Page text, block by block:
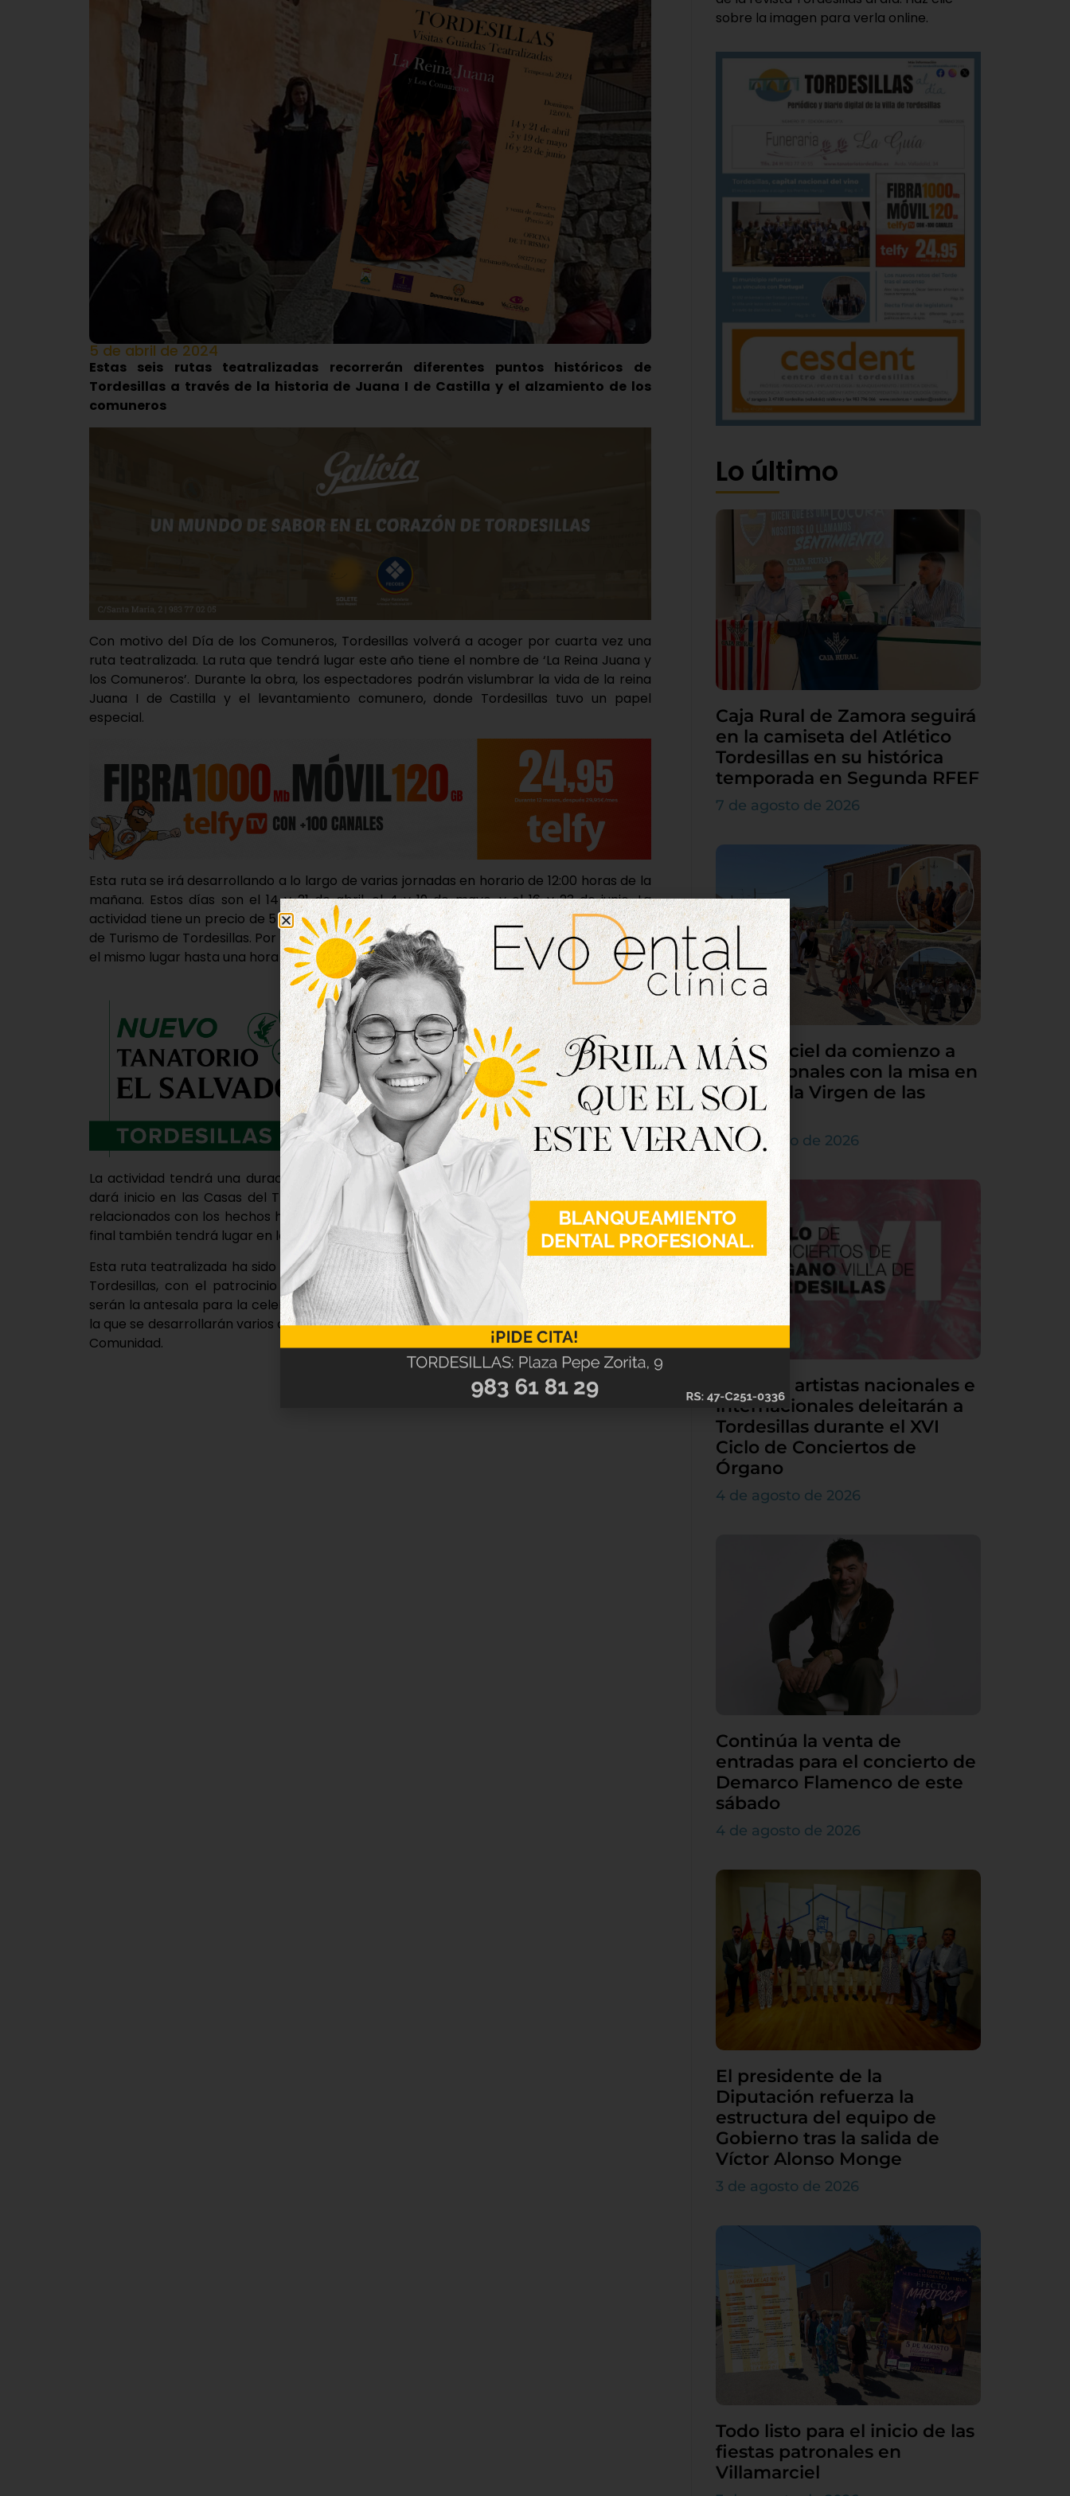
5 de abril de 2024
Estas seis rutas teatralizadas recorrerán diferentes puntos históricos de
Tordesillas a través de la historia de Juana I de Castilla y el alzamiento de los
comuneros
Con motivo del Día de los Comuneros, Tordesillas volverá a acoger por cuarta vez una
ruta teatralizada. La ruta que tendrá lugar este año tiene el nombre de ‘La Reina Juana y
los Comuneros’. Durante la obra, los espectadores podrán vislumbrar la vida de la reina
Juana I de Castilla y el levantamiento comunero, donde Tordesillas tuvo un papel
especial.
Esta ruta se irá desarrollando a lo largo de varias jornadas en horario de 12:00 horas de la
mañana. Estos días son el 14 y 21 de abril, el 4 y 19 de mayo, y el 16 y 23 de junio. La
actividad tiene un precio de 5 euros, que se deberán de abonar en metálico en la Oficina
de Turismo de Tordesillas. Por su parte, la reserva y venta de entradas podrá hacerse en
el mismo lugar hasta una hora antes del comienzo de la ruta.
La actividad tendrá una duración de hora y media aproximadamente. Asimismo, la ruta
dará inicio en las Casas del Tratado e irá recorriendo diferentes lugares de Tordesillas
relacionados con los hechos históricos que se narran en la obra. Por su parte, la escena
final también tendrá lugar en las Casas del Tratado.
Esta ruta teatralizada ha sido organizada por la Oficina de Turismo del Ayuntamiento de
Tordesillas, con el patrocinio de la Diputación de Valladolid. Además, estas seis rutas
serán la antesala para la celebración del día 23 de abril, Día de los Comuneros, fecha en
la que se desarrollarán varios actos en Tordesillas a modo de celebración por el Día de la
Comunidad.
sobre la imagen para verla online.
Lo último
Caja Rural de Zamora seguirá
en la camiseta del Atlético
Tordesillas en su histórica
temporada en Segunda RFEF
7 de agosto de 2026
Villamarciel da comienzo a
sus patronales con la misa en
honor a la Virgen de las
Nieves
5 de agosto de 2026
Grandes artistas nacionales e
internacionales deleitarán a
Tordesillas durante el XVI
Ciclo de Conciertos de
Órgano
4 de agosto de 2026
Continúa la venta de
entradas para el concierto de
Demarco Flamenco de este
sábado
4 de agosto de 2026
El presidente de la
Diputación refuerza la
estructura del equipo de
Gobierno tras la salida de
Víctor Alonso Monge
3 de agosto de 2026
Todo listo para el inicio de las
fiestas patronales en
Villamarciel